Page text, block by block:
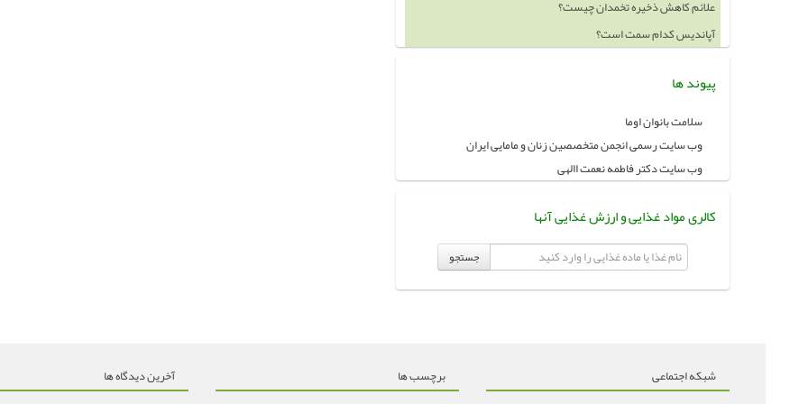
علائم کاهش ذخیره تخمدان چیست؟
آپاندیس کدام سمت است؟
پیوند ها
سلامت بانوان اوما
وب سایت رسمی انجمن متخصصین زنان و مامایی ایران
وب سایت دکتر فاطمه نعمت االهی
کالری مواد غذایی و ارزش غذایی آنها
جستجو
آخرین دیدگاه ها برچسب ها شبکه اجتماعی